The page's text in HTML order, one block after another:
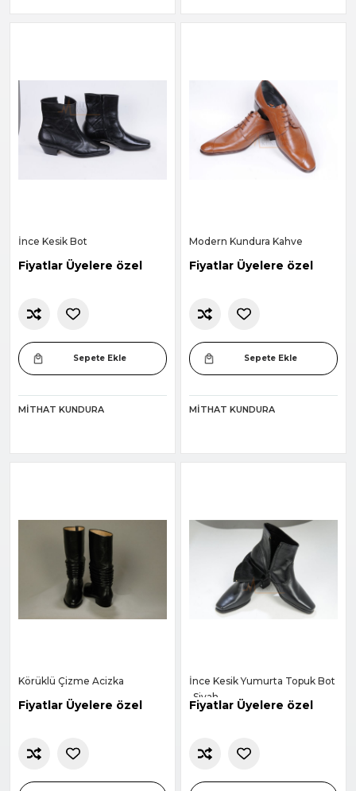
İnce Kesik Bot
Fiyatlar Üyelere özel
Sepete Ekle
MITHAT KUNDURA
Modern Kundura Kahve
Fiyatlar Üyelere özel
Sepete Ekle
MITHAT KUNDURA
Körüklü Çizme Acizka
Fiyatlar Üyelere özel
İnce Kesik Yumurta Topuk Bot
-Siyah-
Fiyatlar Üyelere özel